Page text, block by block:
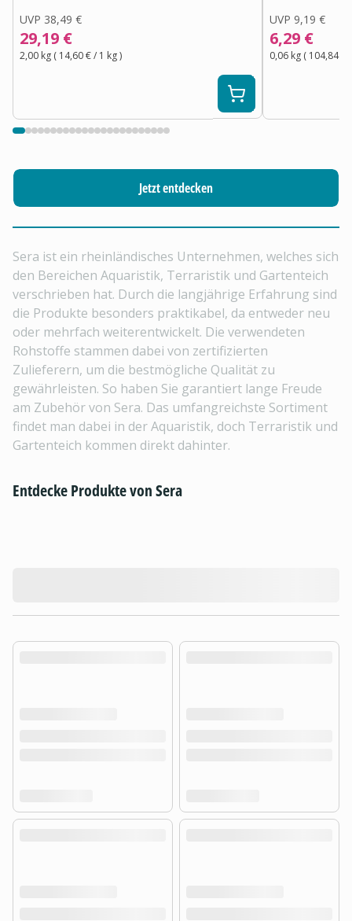
UVP 38,49 €
29,19 €
2,00 kg ( 14,60 €/ 1 kg)
UVP 9,19 €
6,29 €
0,06 kg ( 104,84 €
Jetzt entdecken
Sera ist ein rheinländisches Unternehmen, welches sich
den Bereichen Aquaristik, Terraristik und Gartenteich
verschrieben hat. Durch die langjährige Erfahrung sind
die Produkte besonders praktikabel, da entweder neu
oder mehrfach weiterentwickelt. Die verwendeten
Rohstoffe stammen dabei von zertifizierten
Zulieferern, um die bestmögliche Qualität zu
gewährleisten. So haben Sie garantiert lange Freude
am Zubehör von Sera. Das umfangreichste Sortiment
findet man dabei in der Aquaristik, doch Terraristik und
Gartenteich kommen direkt dahinter.
Entdecke Produkte von Sera